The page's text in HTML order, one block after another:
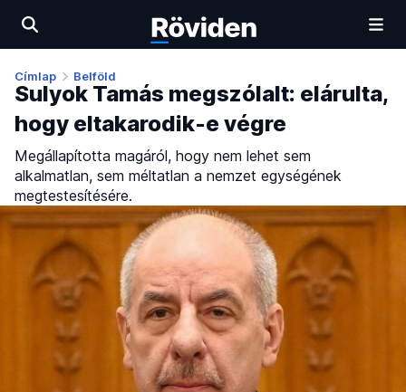
Címlap Belföld
Sulyok Tamás megszólalt: elárulta,
hogy eltakarodik-e végre
Megállapította magáról, hogy nem lehet sem
alkalmatlan, sem méltatlan a nemzet egységének
megtestesítésére.